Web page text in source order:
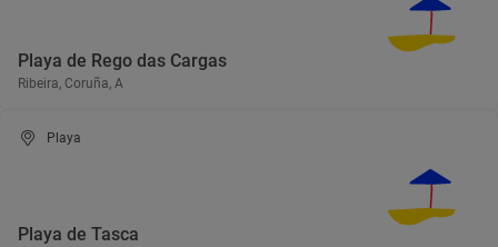
Playa de Rego das Cargas
Ribeira, Coruña, A
Playa
Playa de Tasca